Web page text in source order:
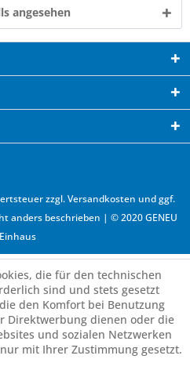
angesehen
zzgl.Versandkosten und ggf.
anders beschrieben | © 2020 GENEU
die für den technischen
sind und stets gesetzt
den Komfort bei Benutzung
Direktwerbung dienen oder die
und sozialen Netzwerken
mit Ihrer Zustimmung gesetzt.